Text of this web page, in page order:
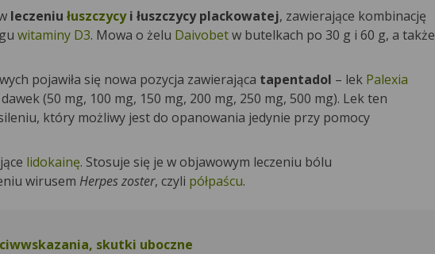
leczeniu łuszczycyi łuszczycy plackowatej, zawierające kombinację
witaminy D3. Mowa o żelu Daivobetw butelkach po 30 g i 60 g, a także
pojawiła się nowa pozycja zawierająca tapentadol – lek Palexia
(50 mg, 100 mg, 150 mg, 200 mg, 250 mg, 500 mg). Lek ten
który możliwy jest do opanowania jedynie przy pomocy
lidokainę. Stosuje się je w objawowym leczeniu bólu
wirusem Herpes zoster, czyli półpaścu.
skutki uboczne